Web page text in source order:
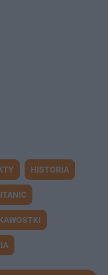
HISTORIA